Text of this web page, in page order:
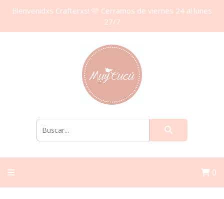
Bienvenidxs Crafterxs! 🩷 Cerramos de viernes 24 al lunes
27/7
0